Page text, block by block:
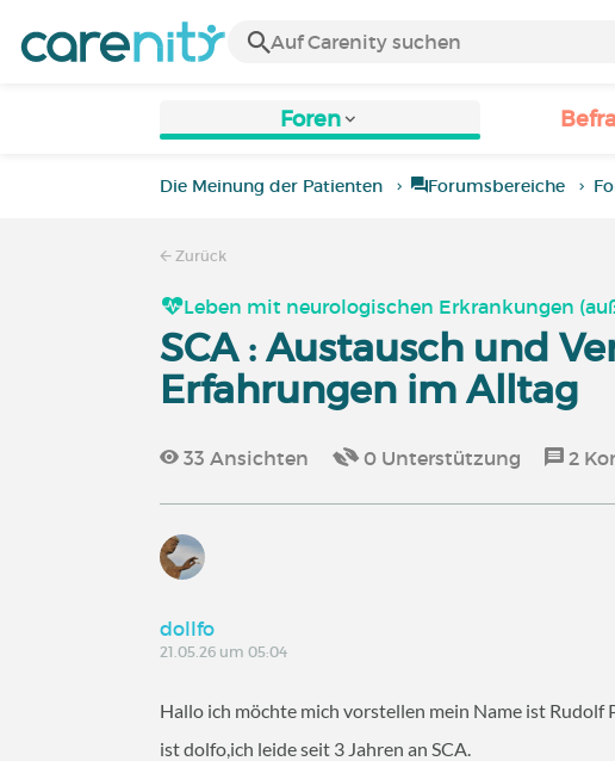
Foren
Die Meinung der Patienten Forumsbereiche
Zurück
Leben mit neurologischen Erkrankungen
SCA : Austausch und
Erfahrungen im Alltag
33 Ansichten 0 Unterstützung 2
dollfo
21.05.26 um 05:04
Hallo ich möchte mich vorstellen mein Name ist Rudolf
ist dolfo,ich leide seit 3 Jahren an SCA.